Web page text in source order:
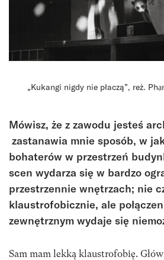
„Kukangi nigdy nie płaczą”, reż.
Mówisz, że z zawodu jesteś
zastanawia mnie sposób, w
bohaterów w przestrzeń
scen wydarza się w bardzo
przestrzennie wnętrzach; nie
klaustrofobicznie, ale
zewnętrznym wydaje się
Sam mam lekką klaustrofobię.